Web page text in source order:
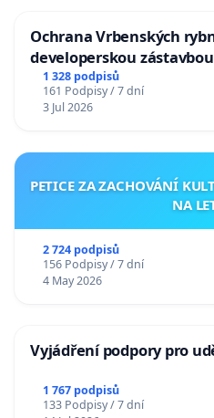
Ochrana Vrbenských
developerskou zástavbou
1 328 podpisů
161 Podpisy / 7 dní
3 Jul 2026
PETICE ZA ZACHOVÁNÍ
NA
2 724 podpisů
156 Podpisy / 7 dní
4 May 2026
Vyjádření podpory pro
1 767 podpisů
133 Podpisy / 7 dní